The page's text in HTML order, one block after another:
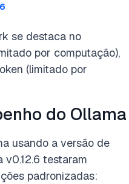
6
se destaca no
por computação),
(limitado por
do Ollama
usando a versão de
testaram
padronizadas: